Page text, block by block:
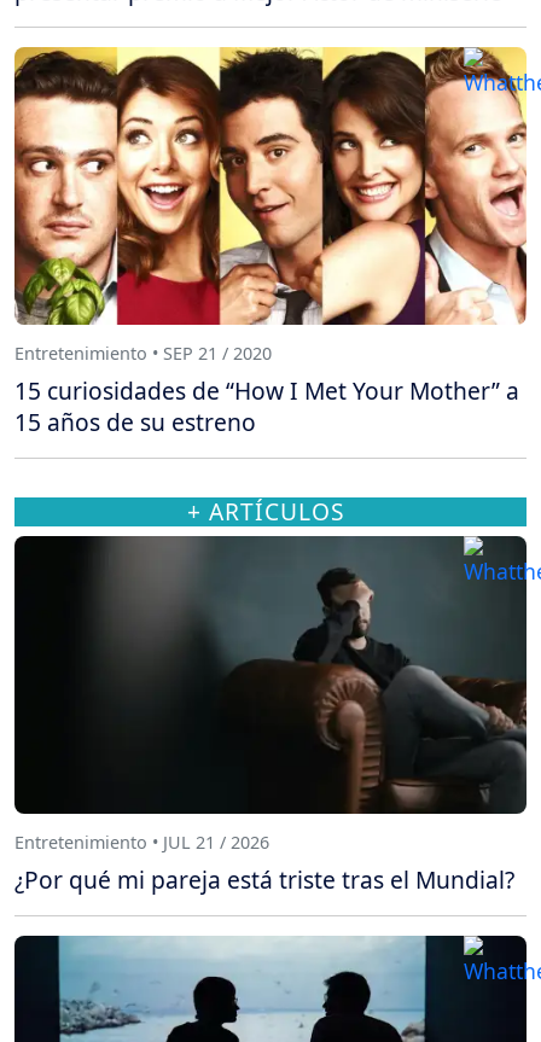
Entretenimiento • SEP 21 / 2020
15 curiosidades de “How I Met Your Mother” a
15 años de su estreno
+ ARTÍCULOS
Entretenimiento • JUL 21 / 2026
¿Por qué mi pareja está triste tras el Mundial?